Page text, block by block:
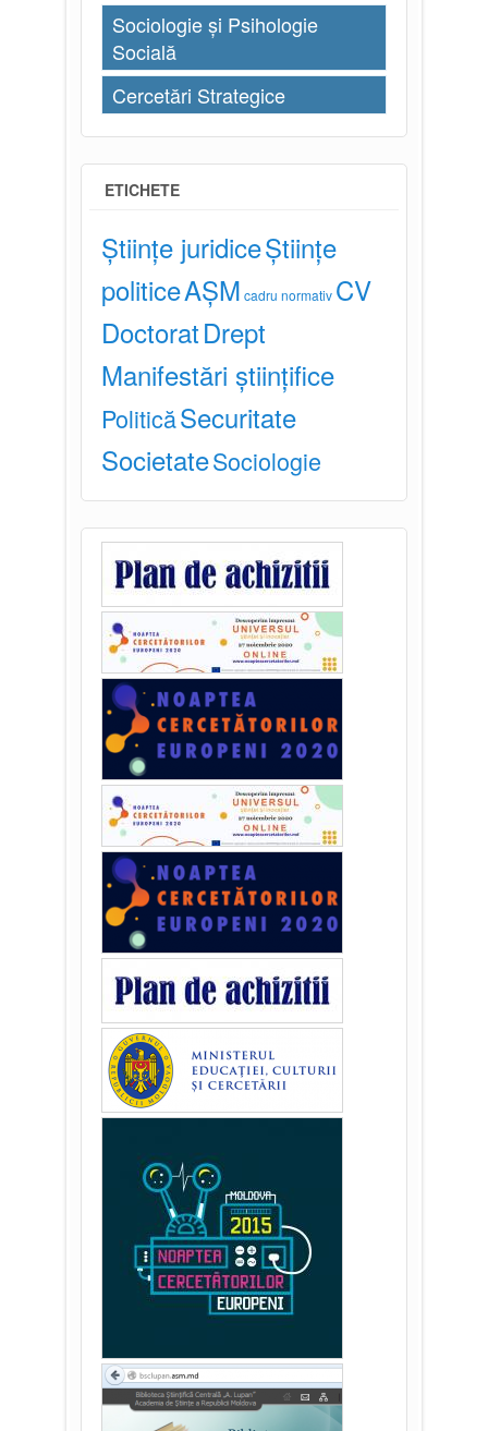
Sociologie și Psihologie
Socială
Cercetări Strategice
ETICHETE
Științe juridiceȘtiințe
politiceAȘM cadru normativ CV
DoctoratDrept
Manifestări științifice
PoliticăSecuritate
SocietateSociologie